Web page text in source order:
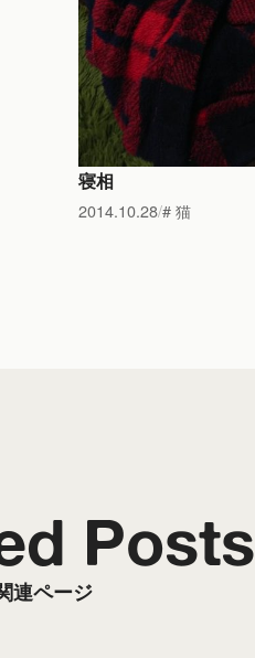
寝相
2014.10.28 猫
連ページ
Posts